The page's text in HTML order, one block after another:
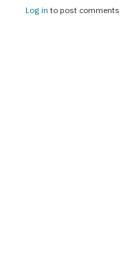
Log in to post comments